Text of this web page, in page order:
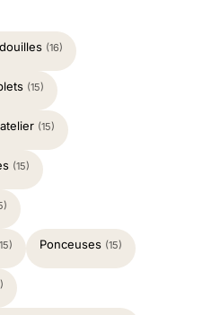
(16)
(15)
(15)
(15)
Ponceuses (15)